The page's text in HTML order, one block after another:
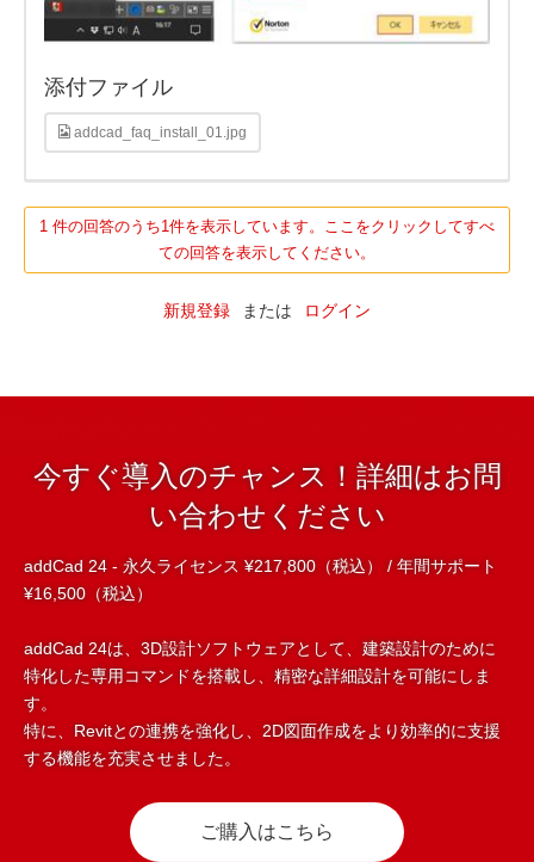
添付ファイル
addcad_faq_install_01.jpg
1 件の回答のうち1件を表示しています。ここをクリックしてすべ
ての回答を表示してください。
新規登録 または ログイン
今すぐ導入のチャンス！詳細はお問
い合わせください
addCad 24 - 永久ライセンス ¥217,800（税込） / 年間サポート
¥16,500（税込）
addCad 24は、3D設計ソフトウェアとして、建築設計のために
特化した専用コマンドを搭載し、精密な詳細設計を可能にしま
す。
特に、Revitとの連携を強化し、2D図面作成をより効率的に支援
する機能を充実させました。
ご購入はこちら